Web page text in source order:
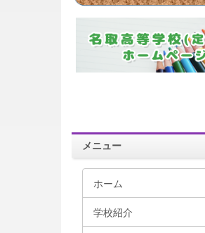
メニュー
ホーム
学校紹介